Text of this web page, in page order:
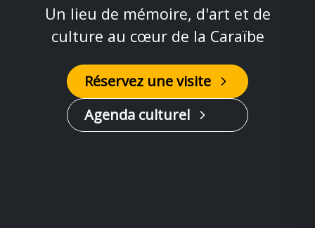
Un lieu de mémoire, d'art et de
culture au cœur de la Caraïbe
Réservez une visite
Agenda culturel